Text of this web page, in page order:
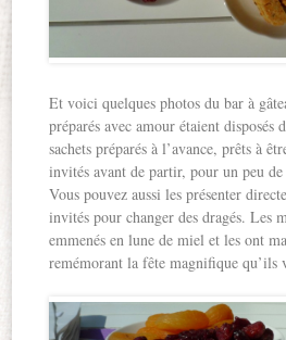
Et voici quelques photos du bar à
préparés avec amour étaient disposés
sachets préparés à l’avance, prêts à
invités avant de partir, pour un peu
Vous pouvez aussi les présenter
invités pour changer des dragés. Les
emmenés en lune de miel et les ont
remémorant la fête magnifique